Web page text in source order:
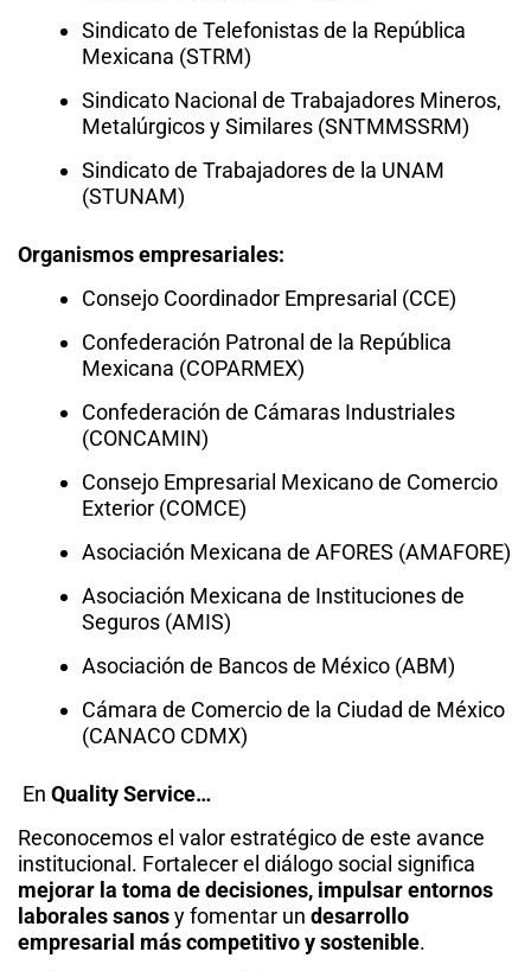
Sindicato de Telefonistas de la República
Mexicana (STRM)
Sindicato Nacional de Trabajadores Mineros,
Metalúrgicos y Similares (SNTMMSSRM)
Sindicato de Trabajadores de la UNAM
(STUNAM)
Organismos empresariales:
Consejo Coordinador Empresarial (CCE)
Confederación Patronal de la República
Mexicana (COPARMEX)
Confederación de Cámaras Industriales
(CONCAMIN)
Consejo Empresarial Mexicano de Comercio
Exterior (COMCE)
Asociación Mexicana de AFORES (AMAFORE)
Asociación Mexicana de Instituciones de
Seguros (AMIS)
Asociación de Bancos de México (ABM)
Cámara de Comercio de la Ciudad de México
(CANACO CDMX)
En Quality Service…
Reconocemos el valor estratégico de este avance
institucional. Fortalecer el diálogo social significa
mejorar la toma de decisiones, impulsar entornos
laborales sanosy fomentar un desarrollo
empresarial más competitivo y sostenible.